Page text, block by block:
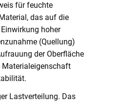
für feuchte
das auf die
hoher
(Quellung)
der Oberfläche
Materialeigenschaft
Lastverteilung. Das